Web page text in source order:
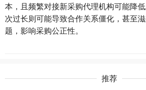
本，且频繁对接新采购代理机构可能降
次过长则可能导致合作关系僵化，甚至
题，影响采购公正性。
推荐